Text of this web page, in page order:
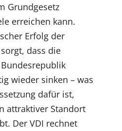
Grundgesetz
erreichen kann.
Erfolg der
dass die
wieder sinken – was
dafür ist,
attraktiver Standort
Der VDI rechnet